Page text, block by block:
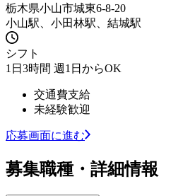
栃木県小山市城東6-8-20
小山駅、小田林駅、結城駅
シフト
1日3時間 週1日からOK
交通費支給
未経験歓迎
応募画面に進む
募集職種・詳細情報